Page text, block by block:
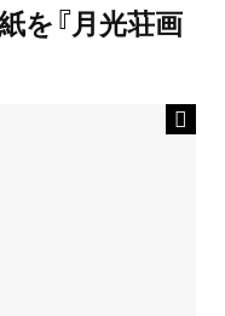
を『月光荘画